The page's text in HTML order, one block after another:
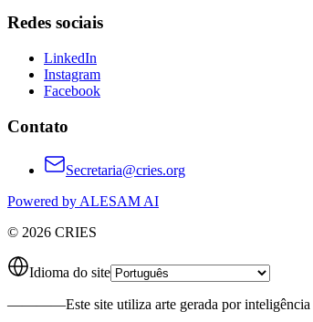
Redes sociais
LinkedIn
Instagram
Facebook
Contato
Secretaria@cries.org
Powered by ALESAM AI
© 2026 CRIES
Idioma do site
————Este site utiliza arte gerada por